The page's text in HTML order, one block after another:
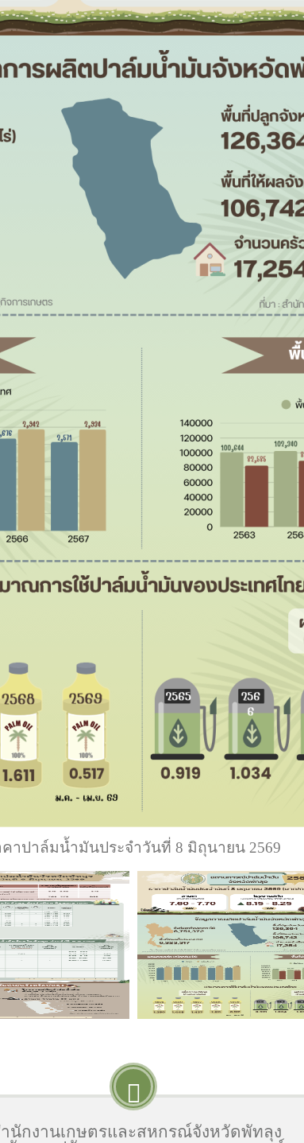
คาปาล์มน้ำมันประจำวันที่ 8 มิถุนายน 2569
นักงานเกษตรและสหกรณ์จังหวัดพัทลุง